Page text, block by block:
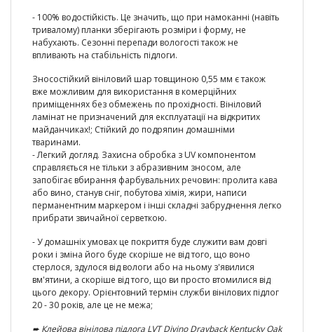
- 100% водостійкість. Це значить, що при намоканні (навіть
тривалому) планки зберігають розміри і форму, не
набухають. Сезонні перепади вологості також не
впливають на стабільність підлоги.
Зносостійкий вініловий шар товщиною 0,55 мм є також
вже можливим для використання в комерційних
приміщеннях без обмежень по прохідності. Вініловий
ламінат не призначений для експлуатації на відкритих
майданчиках!; Стійкий до подряпин домашніми
тваринами.
- Легкий догляд. Захисна обробка з UV компонентом
справляється не тільки з абразивним зносом, але
запобігає вбирання фарбувальних речовин: пролита кава
або вино, станув сніг, побутова хімія, жири, написи
перманентним маркером і інші складні забруднення легко
прибрати звичайної серветкою.
- У домашніх умовах це покриття буде служити вам довгі
роки і зміна його буде скоріше не від того, що воно
стерлося, здулося від вологи або на ньому з'явилися
вм'ятини, а скоріше від того, що ви просто втомилися від
цього декору. Орієнтовний термін служби вінілових підлог
20 - 30 років, але це не межа;
➨ Клейова вінілова підлога LVT Divino Drayback Kentucky Oak